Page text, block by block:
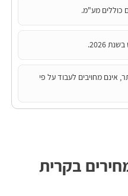
כוללים מע"מ.
2026.
אינם מחויבים לעבוד על פי
בקרית